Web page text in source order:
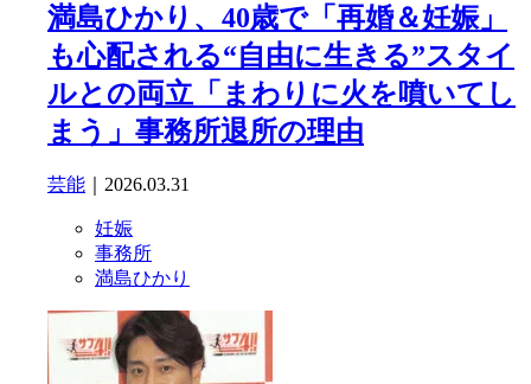
満島ひかり、40歳で「再婚＆妊娠」
も心配される“自由に生きる”スタイ
ルとの両立「まわりに火を噴いてし
まう」事務所退所の理由
芸能 ｜2026.03.31
妊娠
事務所
満島ひかり